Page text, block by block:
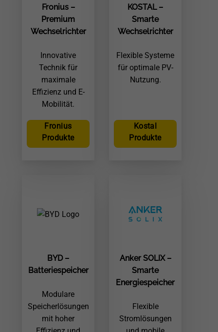
Fronius –
Premium
Wechselrichter
Innovative
Technik für
maximale
Effizienz und E-
Mobilität.
Fronius
Produkte
KOSTAL –
Smarte
Wechselrichter
Flexible Systeme
für optimale PV-
Nutzung.
Kostal
Produkte
BYD –
Batteriespeicher
Modulare
Speicherlösungen
mit hoher
Anker SOLIX –
Smarte
Energiespeicher
Flexible
Stromlösungen